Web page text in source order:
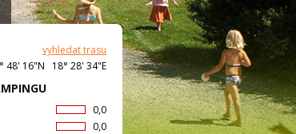
vyhledat trasu
48' 16"N 18° 28' 34"E
0,0
0,0